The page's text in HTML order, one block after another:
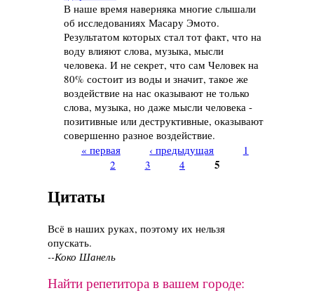
В наше время наверняка многие слышали
об исследованиях Масару Эмото.
Результатом которых стал тот факт, что на
воду влияют слова, музыка, мысли
человека. И не секрет, что сам Человек на
80% состоит из воды и значит, такое же
воздействие на нас оказывают не только
слова, музыка, но даже мысли человека -
позитивные или деструктивные, оказывают
совершенно разное воздействие.
Страницы
« первая ‹ предыдущая
1
2
3 4 5
Цитаты
Всё в наших руках, поэтому их нельзя
опускать.
--Коко Шанель
Найти репетитора в вашем городе: